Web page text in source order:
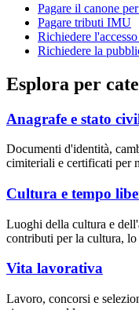
Pagare il canone
Pagare tributi IMU
Richiedere
Richiedere la
Esplora per
Anagrafe e stato
Documenti d'identità,
cimiteriali e certificati per
Cultura e tempo
Luoghi della cultura e
contributi per la cultura, lo
Vita lavorativa
Lavoro, concorsi e